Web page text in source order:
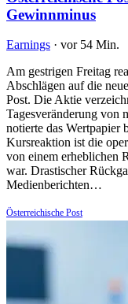
Gewinnminus
Earnings · vor 54 Min.
Am gestrigen Freitag
Abschlägen auf die
Post. Die Aktie
Tagesveränderung von
notierte das Wertpapier
Kursreaktion ist die
von einem erheblichen
war. Drastischer
Medienberichten…
Österreichische Post